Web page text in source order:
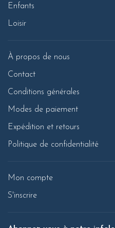
Enfants
Loisir
À propos de nous
Contact
Conditions générales
Modes de paiement
Expédition et retours
Politique de confidentialité
Mon compte
S'inscrire